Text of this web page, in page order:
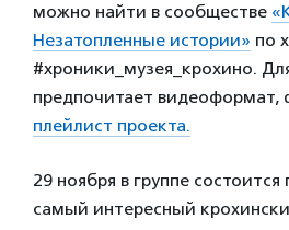
можно найти в сообществе
Незатопленные истории» по
#хроники_музея_крохино.
предпочитает видеоформат,
плейлист проекта.
29 ноября в группе состоится
самый интересный